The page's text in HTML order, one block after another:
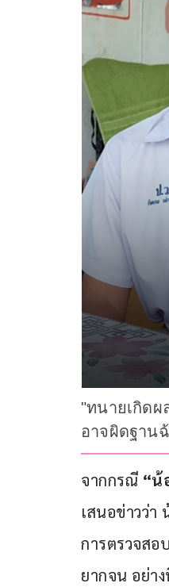
"ทนายเกิด
อาจผิดฐาน
จากกรณี “น้
เสนอข่าวว่า
การตรวจส
ยากจน อย่า